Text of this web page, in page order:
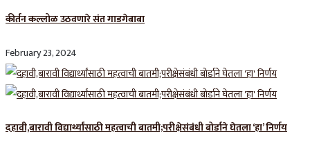
कीर्तन कल्लोळ उठवणारे संत गाडगेबाबा
February 23, 2024
दहावी,बारावी विद्यार्थ्यांसाठी महत्वाची बातमी;परीक्षेसंबंधी बोर्डाने घेतला ‘हा’ निर्णय